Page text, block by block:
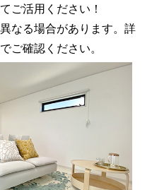
ご活用ください！
なる場合があります。詳
ご確認ください。